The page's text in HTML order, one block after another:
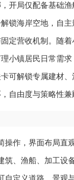
开局仅配备基础
锁海岸空地，自
定营收机制。随
小镇居民日常需
可解锁专属建材
自由度与策略性兼
操作，界面布局直
筑、渔船、加工设
自定义道路、景观